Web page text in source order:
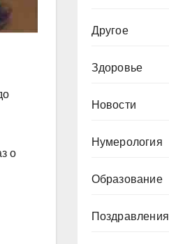
о
Другое
Здоровье
Новости
Нумерология
Образование
Поздравления